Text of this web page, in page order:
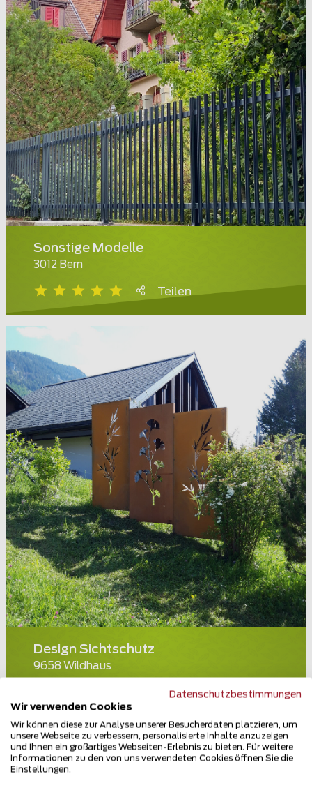
Sonstige Modelle
3012 Bern
Teilen
Design Sichtschutz
9658 Wildhaus
Teilen
Datenschutzbestimmungen
Wir verwenden Cookies
Wir können diese zur Analyse unserer Besucherdaten platzieren, um
unsere Webseite zu verbessern, personalisierte Inhalte anzuzeigen
und Ihnen ein großartiges Webseiten-Erlebnis zu bieten. Für weitere
Informationen zu den von uns verwendeten Cookies öffnen Sie die
Einstellungen.